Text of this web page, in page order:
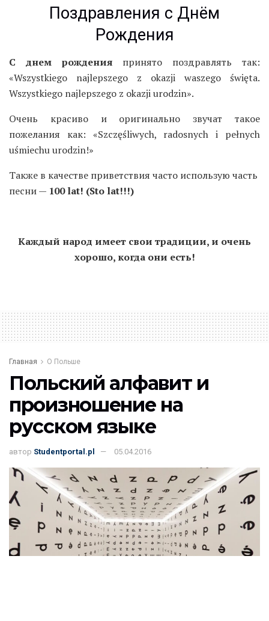
Поздравления с Днём
Рождения
С днем рождения принято поздравлять так:
«Wszystkiego najlepszego z okazji waszego święta.
Wszystkiego najlepszego z okazji urodzin».
Очень красиво и оригинально звучат такое
пожелания как: «Szczęśliwych, radosnych i pełnych
uśmiechu urodzin!»
Также в качестве приветствия часто использую часть
песни — 100 lat! (Sto lat!!!)
Каждый народ имеет свои традиции, и очень
хорошо, когда они есть!
Главная О Польше
Польский алфавит и
произношение на
русском языке
автор Studentportal.pl 05.04.2016